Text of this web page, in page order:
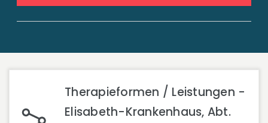
Therapieformen / Leistungen -
Elisabeth-Krankenhaus, Abt.